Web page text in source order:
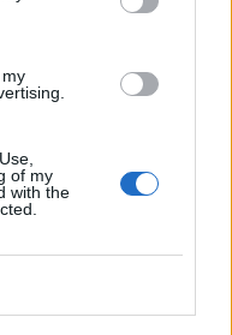
of my
with the
Ou en compact,
si tu jettes un oeil
une portion de 6
vrai si tu n'as que